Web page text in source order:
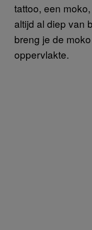
tattoo, een
altijd al diep van
breng je de
oppervlakte.